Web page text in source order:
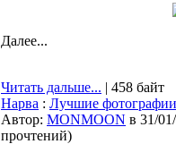
Далее...
Читать дальше... | 458 байт
Нарва : Лучшие
Автор: MONMOON в 31/
прочтений)